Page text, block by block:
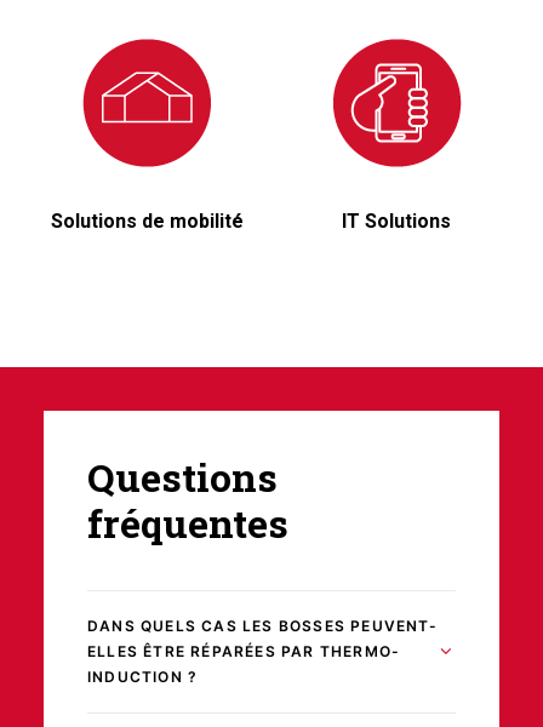
Solutions de mobilité IT Solutions
Questions
fréquentes
DANS QUELS CAS LES BOSSES PEUVENT-
ELLES ÊTRE RÉPARÉES PAR THERMO-
INDUCTION ?